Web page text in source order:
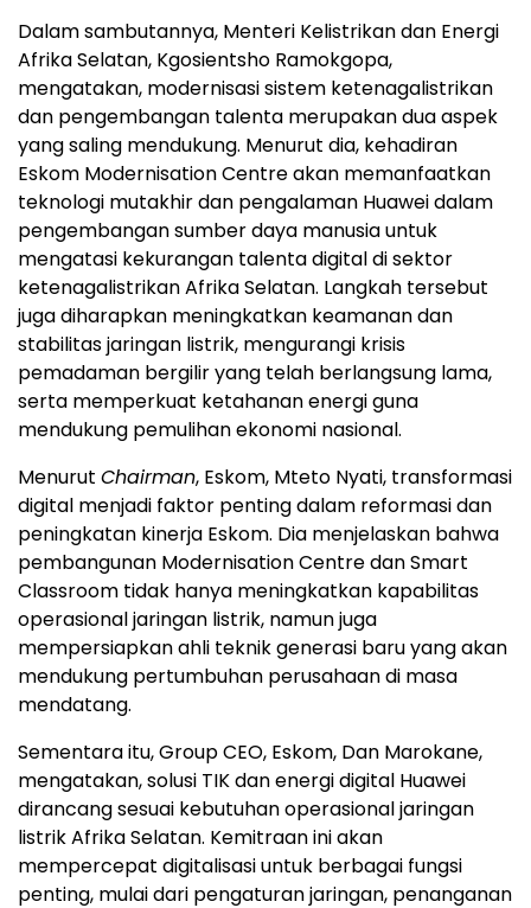
Dalam sambutannya, Menteri Kelistrikan dan Energi
Afrika Selatan, Kgosientsho Ramokgopa,
mengatakan, modernisasi sistem ketenagalistrikan
dan pengembangan talenta merupakan dua aspek
yang saling mendukung. Menurut dia, kehadiran
Eskom Modernisation Centre akan memanfaatkan
teknologi mutakhir dan pengalaman Huawei dalam
pengembangan sumber daya manusia untuk
mengatasi kekurangan talenta digital di sektor
ketenagalistrikan Afrika Selatan. Langkah tersebut
juga diharapkan meningkatkan keamanan dan
stabilitas jaringan listrik, mengurangi krisis
pemadaman bergilir yang telah berlangsung lama,
serta memperkuat ketahanan energi guna
mendukung pemulihan ekonomi nasional.
Menurut Chairman, Eskom, Mteto Nyati, transformasi
digital menjadi faktor penting dalam reformasi dan
peningkatan kinerja Eskom. Dia menjelaskan bahwa
pembangunan Modernisation Centre dan Smart
Classroom tidak hanya meningkatkan kapabilitas
operasional jaringan listrik, namun juga
mempersiapkan ahli teknik generasi baru yang akan
mendukung pertumbuhan perusahaan di masa
mendatang.
Sementara itu, Group CEO, Eskom, Dan Marokane,
mengatakan, solusi TIK dan energi digital Huawei
dirancang sesuai kebutuhan operasional jaringan
listrik Afrika Selatan. Kemitraan ini akan
mempercepat digitalisasi untuk berbagai fungsi
penting, mulai dari pengaturan jaringan, penanganan